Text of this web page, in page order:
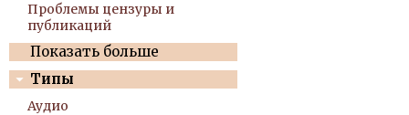
Проблемы цензуры и
публикаций
Показать больше
Типы
Аудио